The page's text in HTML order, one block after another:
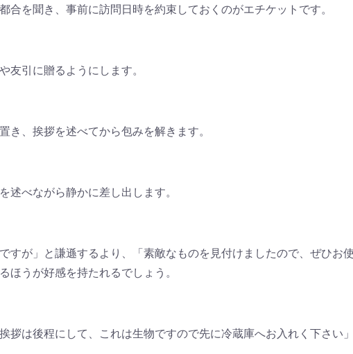
合を聞き、事前に訪問日時を約束しておくのがエチケットです。
友引に贈るようにします。
き、挨拶を述べてから包みを解きます。
述べながら静かに差し出します。
すが」と謙遜するより、「素敵なものを見付けましたので、ぜひお
ほうが好感を持たれるでしょう。
拶は後程にして、これは生物ですので先に冷蔵庫へお入れく下さい